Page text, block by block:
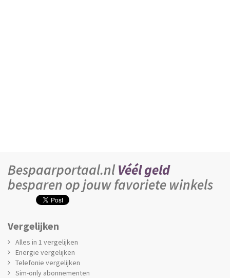
Bespaarportaal.nlVéél geld
besparen op jouw favoriete winkels
Vergelijken
Alles in 1 vergelijken
Energie vergelijken
Telefonie vergelijken
Sim-only abonnementen